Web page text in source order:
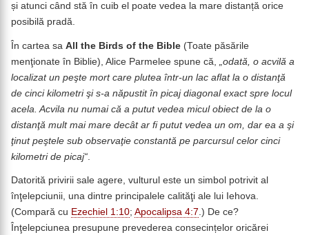
și atunci când stă în cuib el poate vedea la mare distanță orice
posibilă pradă.
În cartea sa All the Birds of the Bible (Toate păsările
menţionate în Biblie), Alice Parmelee spune că,
„odată, o acvilă a
localizat un peşte mort care plutea într-un lac aflat la o distanţă
de cinci kilometri şi s-a năpustit în picaj diagonal exact spre locul
acela. Acvila nu numai că a putut vedea micul obiect de la o
distanţă mult mai mare decât ar fi putut vedea un om, dar ea a şi
ţinut peştele sub observaţie constantă pe parcursul celor cinci
kilometri de picaj“
Datorită privirii sale agere, vulturul este un simbol potrivit al
înţelepciunii, una dintre principalele calităţi ale lui Iehova.
(Compară cu Ezechiel 1:10; Apocalipsa 4:7.) De ce?
Înţelepciunea presupune prevederea consecințelor oricărei